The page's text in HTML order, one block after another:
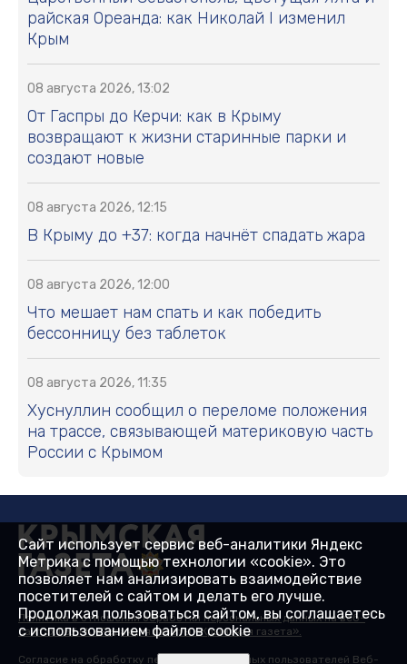
райская Ореанда: как Николай I изменил
Крым
08 августа 2026, 13:02
От Гаспры до Керчи: как в Крыму
возвращают к жизни старинные парки и
создают новые
08 августа 2026, 12:15
В Крыму до +37: когда начнёт спадать жара
08 августа 2026, 12:00
Что мешает нам спать и как победить
бессонницу без таблеток
08 августа 2026, 11:35
Хуснуллин сообщил о переломе положения
на трассе, связывающей материковую часть
России с Крымом
Политика в отношении обработки персональных данных на веб-
сайтах ГБУ РК «Редакция газеты «Крымская газета».
Согласие на обработку персональных данных пользователей Веб-
Сайт использует сервис веб-аналитики Яндекс
Метрика с помощью технологии «cookie». Это
позволяет нам анализировать взаимодействие
посетителей с сайтом и делать его лучше.
Продолжая пользоваться сайтом, вы соглашаетесь
с использованием файлов cookie